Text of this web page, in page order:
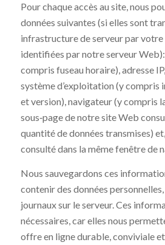
Pour chaque accès au site, nous
données suivantes (si elles sont
infrastructure de serveur par votre
identifiées par notre serveur
compris fuseau horaire), adresse
système d’exploitation (y
et version), navigateur (y compris
sous‐page de notre site Web
quantité de données transmises)
consulté dans la même fenêtre de
Nous sauvegardons ces
contenir des données
journaux sur le serveur. Ces
nécessaires, car elles nous
offre en ligne durable, conviviale